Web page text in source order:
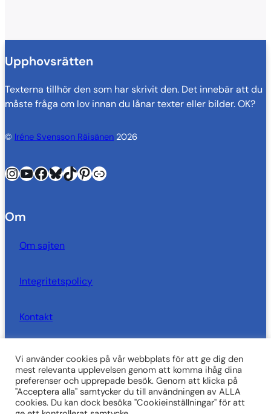
Upphovsrätten
Texterna tillhör den som har skrivit den. Det innebär att du
måste fråga om lov innan du lånar texter eller bilder. OK?
© Iréne Svensson Räisänen 2026
InstagramYouTube Facebook Bluesky TikTok Pinterest Länk
Om
Om sajten
Integritetspolicy
Kontakt
SkrivarSidan behöver dig!
Vi är i behov att ekonomiskt stöd för att kunna fortsätta
driva sajten. Varje krona du ger i stöd används till
Vi använder cookies på vår webbplats för att ge dig den
mest relevanta upplevelsen genom att komma ihåg dina
preferenser och upprepade besök. Genom att klicka på
"Acceptera alla" samtycker du till användningen av ALLA
cookies. Du kan dock besöka "Cookieinställningar" för att